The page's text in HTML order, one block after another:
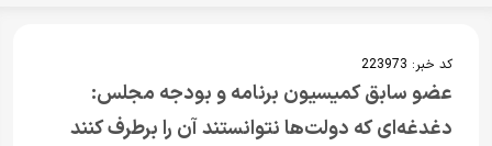
کد خبر: 223973
عضو سابق کمیسیون برنامه و بودجه مجلس:
دغدغه‌ای که دولت‌ها نتوانستند آن را برطرف کنند